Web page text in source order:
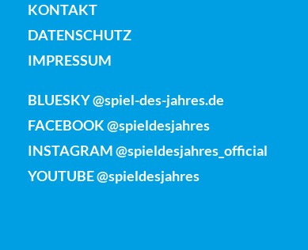
KONTAKT
DATENSCHUTZ
IMPRESSUM
BLUESKY @spiel-des-jahres.de
FACEBOOK @spieldesjahres
INSTAGRAM @spieldesjahres_official
YOUTUBE @spieldesjahres